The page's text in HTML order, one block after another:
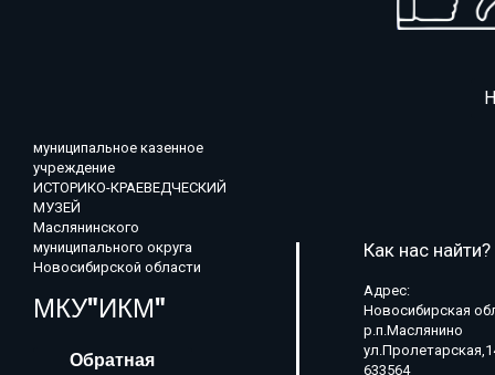
муниципальное казенное
учреждение
ИСТОРИКО-КРАЕВЕДЧЕСКИЙ
МУЗЕЙ
Маслянинского
муниципального округа
Новосибирской области
МКУ"ИКМ"
Обратная
Как нас найти?
Адрес:
Новосибирская
р.п.Маслянино
633564